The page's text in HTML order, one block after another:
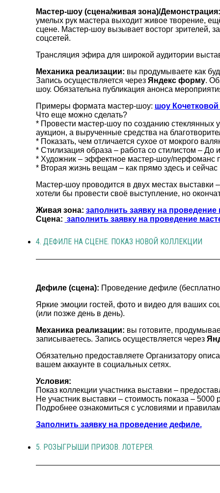
Мастер-шоу (сцена/живая зона)/
умелых рук мастера выходит живое творение,
сцене. Мастер-шоу вызывает восторг зрителей,
соцсетей.
Трансляция эфира для широкой аудитории
Механика реализации: вы продумываете как
Запись осуществляется через Яндекс форму.
шоу. Обязательна публикация анонса
Примеры формата мастер-шоу: шоу
Что еще можно сделать?
* Провести мастер-шоу по созданию стеклянных
аукцион, а вырученные средства на
* Показать, чем отличается сухое от мокрого
* Стилизация образа – работа со стилистом – До
* Художник – эффектное мастер-шоу/перфоманс
* Вторая жизнь вещам – как прямо здесь и
Мастер-шоу проводится в двух местах выставки
хотели бы провести своё выступление, но
Живая зона: заполнить заявку на
Сцена: заполнить заявку на проведение
4. ДЕФИЛЕ НА СЦЕНЕ. ПОКАЗ НОВОЙ КОЛЛЕКЦИИ
Дефиле (сцена): Проведение дефиле
Яркие эмоции гостей, фото и видео для ваших
(или позже день в день).
Механика реализации: вы готовите,
записываетесь. Запись осуществляется через
Обязательно предоставляете Организатору
вашем аккаунте в социальных сетях.
Условия:
Показ коллекции участника выставки –
Не участник выставки – стоимость показа – 5000
Подробнее ознакомиться с условиями и
Заполнить заявку на проведение дефиле.
5. РОЗЫГРЫШИ ПРИЗОВ. ЛОТЕРЕЯ.